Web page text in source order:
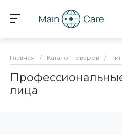
Главная / Каталог товаров /
лица